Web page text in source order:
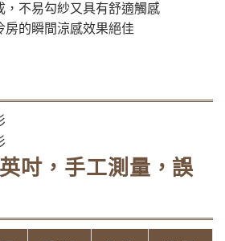
，不易勾紗又具有舒適觸感
房的瞬間涼感效果絕佳
吋，手工測量，誤